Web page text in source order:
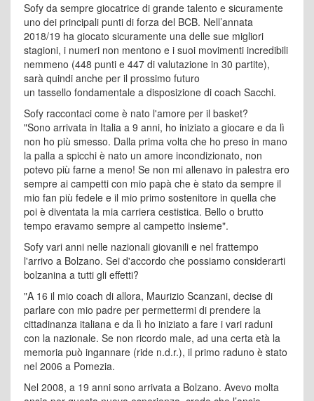
Sofy da sempre giocatrice di grande talento e sicuramente
uno dei principali punti di forza del BCB. Nell’annata
2018/19 ha giocato sicuramente una delle sue migliori
stagioni, i numeri non mentono e i suoi movimenti incredibili
nemmeno (448 punti e 447 di valutazione in 30 partite),
sarà quindi anche per il prossimo futuro
un tassello fondamentale a disposizione di coach Sacchi.
Sofy raccontaci come è nato l'amore per il basket?
"Sono arrivata in Italia a 9 anni, ho iniziato a giocare e da lì
non ho più smesso. Dalla prima volta che ho preso in mano
la palla a spicchi è nato un amore incondizionato, non
potevo più farne a meno! Se non mi allenavo in palestra ero
sempre ai campetti con mio papà che è stato da sempre il
mio fan più fedele e il mio primo sostenitore in quella che
poi è diventata la mia carriera cestistica. Bello o brutto
tempo eravamo sempre al campetto insieme".
Sofy vari anni nelle nazionali giovanili e nel frattempo
l'arrivo a Bolzano. Sei d'accordo che possiamo considerarti
bolzanina a tutti gli effetti?
"A 16 il mio coach di allora, Maurizio Scanzani, decise di
parlare con mio padre per permettermi di prendere la
cittadinanza italiana e da lì ho iniziato a fare i vari raduni
con la nazionale. Se non ricordo male, ad una certa età la
memoria può ingannare (ride n.d.r.), il primo raduno è stato
nel 2006 a Pomezia.
Nel 2008, a 19 anni sono arrivata a Bolzano. Avevo molta